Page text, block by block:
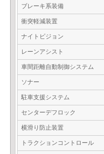
ブレーキ系装備
衝突軽減装置
ナイトビジョン
レーンアシスト
車間距離自動制御システム
ソナー
駐車支援システム
センターデフロック
横滑り防止装置
トラクションコントロール